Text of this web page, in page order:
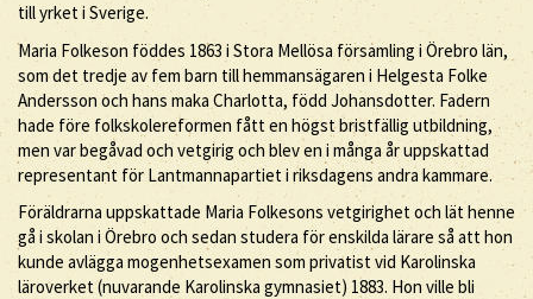
till yrket i Sverige.
Maria Folkeson föddes 1863 i Stora Mellösa församling i Örebro län,
som det tredje av fem barn till hemmansägaren i Helgesta Folke
Andersson och hans maka Charlotta, född Johansdotter. Fadern
hade före folkskolereformen fått en högst bristfällig utbildning,
men var begåvad och vetgirig och blev en i många år uppskattad
representant för Lantmannapartiet i riksdagens andra kammare.
Föräldrarna uppskattade Maria Folkesons vetgirighet och lät henne
gå i skolan i Örebro och sedan studera för enskilda lärare så att hon
kunde avlägga mogenhetsexamen som privatist vid Karolinska
läroverket (nuvarande Karolinska gymnasiet) 1883. Hon ville bli